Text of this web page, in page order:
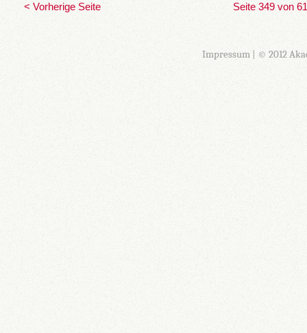
< Vorherige Seite Seite 349 von
Impressum| © 2012